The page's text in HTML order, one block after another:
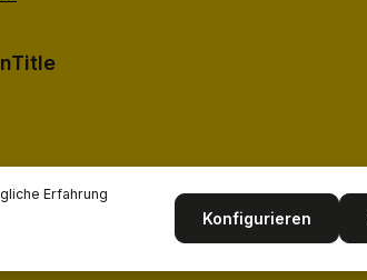
Erfahrung
Konfigurieren